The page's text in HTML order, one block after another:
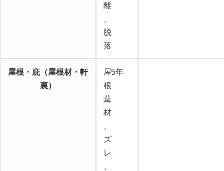
離
脱
落
屋根・庇（屋根材・軒
裏）
屋
根
葺
材
ズ
レ
5年